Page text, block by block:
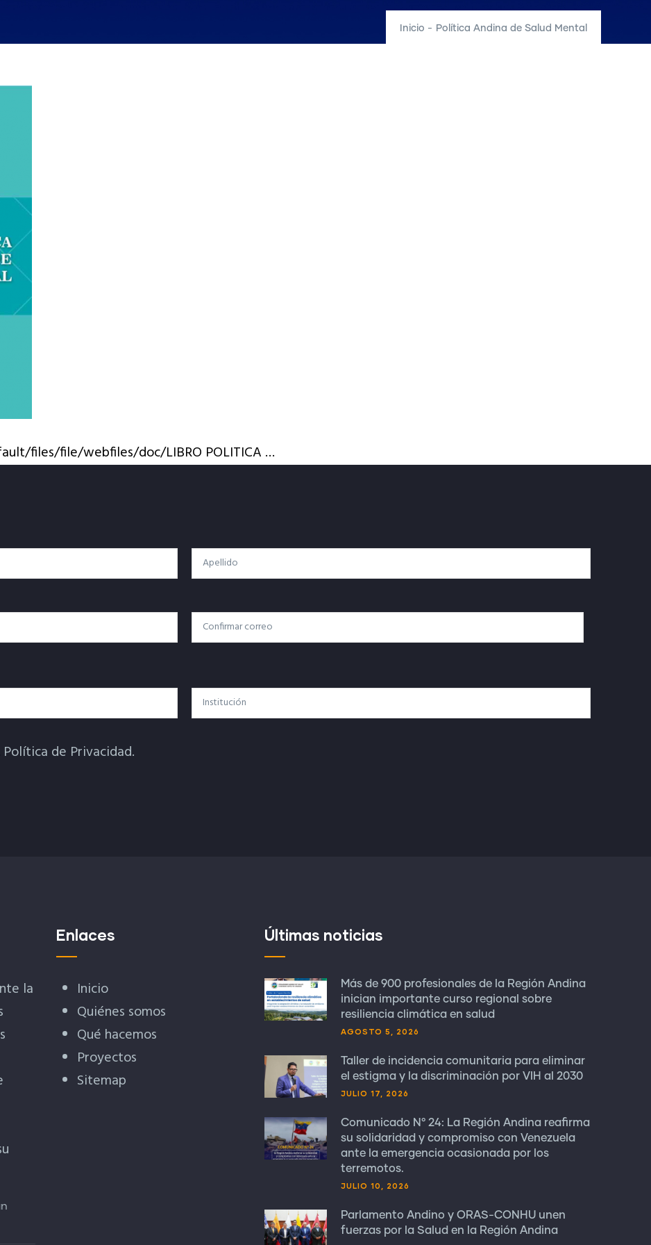
Inicio - Política Andina de Salud Mental
files/file/webfiles/doc/LIBRO POLITICA …
Apellido
Confirmar Correo
Institución
Política de Privacidad.
la
Enlaces
Inicio
Quiénes somos
Qué hacemos
Proyectos
Sitemap
Últimas noticias
Más de 900 profesionales de la Región Andina
inician importante curso regional sobre
resiliencia climática en salud
AGOSTO 5, 2026
Taller de incidencia comunitaria para eliminar
el estigma y la discriminación por VIH al 2030
JULIO 17, 2026
Comunicado N° 24: La Región Andina reafirma
su solidaridad y compromiso con Venezuela
ante la emergencia ocasionada por los
terremotos.
JULIO 10, 2026
Parlamento Andino y ORAS-CONHU unen
fuerzas por la Salud en la Región Andina